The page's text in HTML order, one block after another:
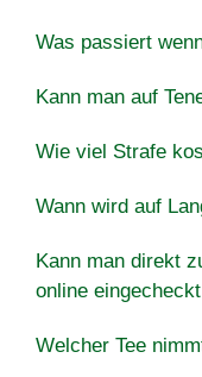
Was passiert
Kann man auf
Wie viel Strafe
Wann wird auf
Kann man direkt
online
Welcher Tee